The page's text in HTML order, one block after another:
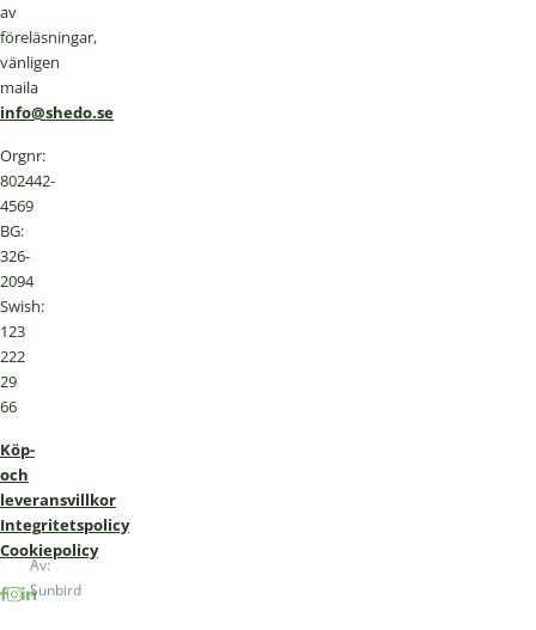
av
föreläsningar,
vänligen
maila
info@shedo.se
Orgnr:
802442-
4569
BG:
326-
2094
Swish:
123
222
29
66
Köp-
och
leveransvillkor
Integritetspolicy
Cookiepolicy
Av:
Sunbird